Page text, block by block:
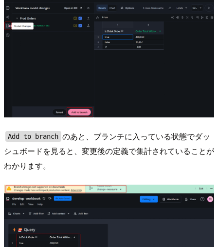
Add to branch のあと、ブランチに入っている状態でダッ
シュボードを見ると、変更後の定義で集計されていることが
わかります。